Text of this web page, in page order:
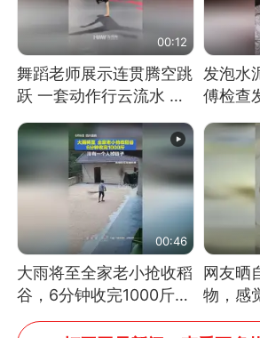
00:12
舞蹈老师展示连贯腾空跳
跃 一套动作行云流水 节
奏感拉满 网友：怎么做
到又舞又武的？
发泡水
傅检查
风口未
00:46
大雨将至全家老小抢收稻
谷，6分钟收完1000斤，
没有一个人掉链子
网友晒
物，感
些不一